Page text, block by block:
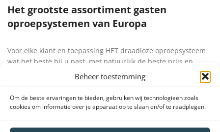
Beheer toestemming
Om de beste ervaringen te bieden, gebruiken wij technologieën zoals
cookies om informatie over je apparaat op te slaan en/of te raadplegen.
Het grootste assortiment gasten
oproepsystemen van Europa
Voor elke klant en toepassing HET draadloze oproepsysteem
wat het beste bij u past, met natuurlijk de beste prijs en
bedieningsgemak. Wij bieden diverse soorten coasters (ook
wel buzzer of ufo’s genoemd) en/of pagers aan in vele
formaten en vormen.
Het is natuurlijk ook mogelijk zelf een pakket samen te stellen
hierin aan u, een oproepsysteem met losse componenten of